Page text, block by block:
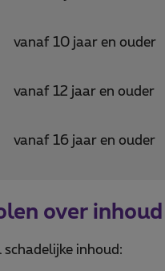
vanaf 10 jaar en ouder
vanaf 12 jaar en ouder
vanaf 16 jaar en ouder
over inhoud
schadelijke inhoud: